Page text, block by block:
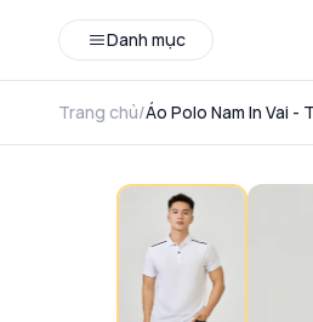
Danh mục
Trang chủ/Áo Polo Nam In Vai -